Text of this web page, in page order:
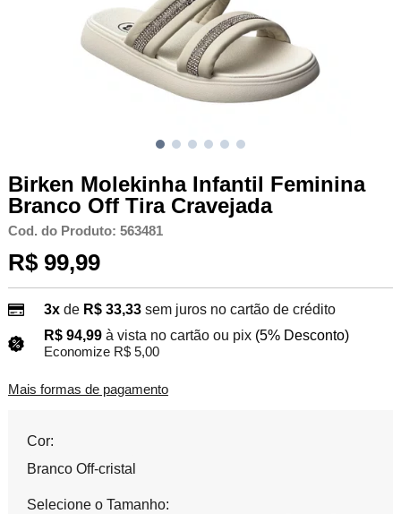
Birken Molekinha Infantil Feminina
Branco Off Tira Cravejada
Cod. do Produto: 563481
R$ 99,99
3xde R$ 33,33 sem juros no cartão de crédito
R$ 94,99 à vista no cartão ou pix (5% Desconto)
Economize R$ 5,00
Mais formas de pagamento
Cor:
Branco Off-cristal
Selecione o Tamanho: